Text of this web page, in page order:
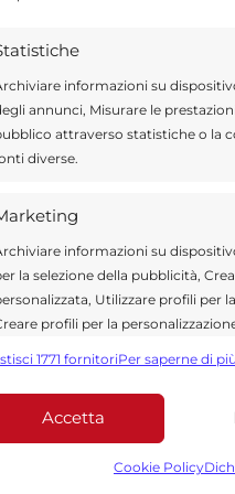
informazioni su
annunci, Misurare le
attraverso statistiche o la
diverse.
informazioni su
la selezione della pubblicità,
Utilizzare profili per
profili per la
dati limitati per la
Funzionalità
Abbinare e combinare dati
1771 fornitoriPer saperne di
Accetta
Cookie Policy
che ogni giorno lavorano
dedicati alla Sicilia,
sport. Un team dinamico e
e affidabilità.
sono